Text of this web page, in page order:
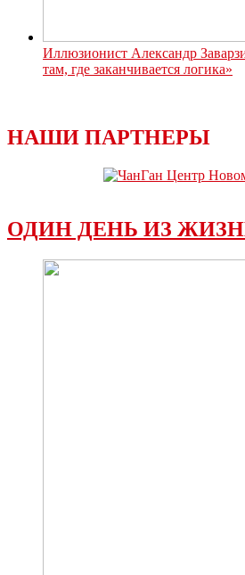
Иллюзионист Александр
там, где заканчивается логика»
НАШИ ПАРТНЕРЫ
ОДИН ДЕНЬ ИЗ